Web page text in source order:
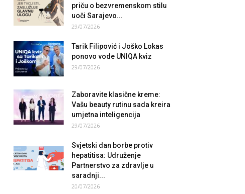
priču o bezvremenskom stilu
uoči Sarajevo...
29/07/2026
Tarik Filipović i Joško Lokas
ponovo vode UNIQA kviz
29/07/2026
Zaboravite klasične kreme:
Vašu beauty rutinu sada kreira
umjetna inteligencija
29/07/2026
Svjetski dan borbe protiv
hepatitisa: Udruženje
Partnerstvo za zdravlje u
saradnji...
20/07/2026